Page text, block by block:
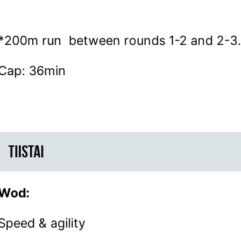
run between rounds 1-2 and 2-3.
36min
TIISTAI
& agility